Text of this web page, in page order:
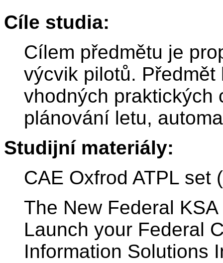
Cíle studia:
Cílem předmětu je
výcvik pilotů.
vhodných praktických
plánování letu,
Studijní materiály:
CAE Oxfrod ATPL set
The New Federal
Launch your Federal
Information Solutions